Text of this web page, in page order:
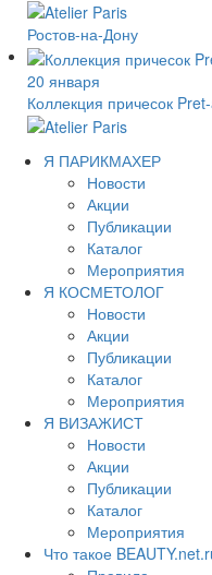
Ростов-на-Дону
20 января
Коллекция причесок
Я ПАРИКМАХЕР
Новости
Акции
Публикации
Каталог
Мероприятия
Я КОСМЕТОЛОГ
Новости
Акции
Публикации
Каталог
Мероприятия
Я ВИЗАЖИСТ
Новости
Акции
Публикации
Каталог
Мероприятия
Что такое